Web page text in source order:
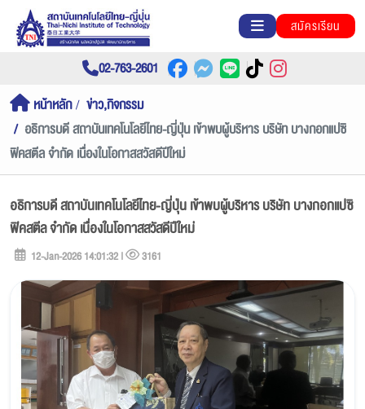
สมัครเรียน
02-763-2601
หน้าหลัก
ข่าว,กิจกรรม
อธิการบดี สถาบันเทคโนโลยีไทย-ญี่ปุ่น เข้าพบผู้บริหาร บริษัท บางกอกแปซิ
ฟิคสตีล จำกัด เนื่องในโอกาสสวัสดีปีใหม่
อธิการบดี สถาบันเทคโนโลยีไทย-ญี่ปุ่น เข้าพบผู้บริหาร บริษัท บางกอกแปซิ
ฟิคสตีล จำกัด เนื่องในโอกาสสวัสดีปีใหม่
12-Jan-2026 14:01:32 | 3161